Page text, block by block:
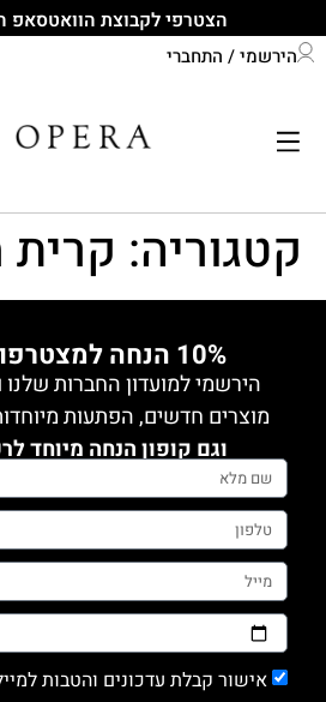
הצטרפי לקבוצת הוואטסאפ
הירשמי / התחברי
קטגוריה: קרית
10% הנחה למצטרפות חדשות!
הירשמי למועדון החברות שלנו
מוצרים חדשים, הפתעות
וגם קופון הנחה מיוחד
אישור קבלת עדכונים והטבות